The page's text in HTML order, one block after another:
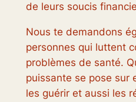
de leurs soucis
Nous te demandons
personnes qui luttent
problèmes de santé.
puissante se pose sur
les guérir et aussi les